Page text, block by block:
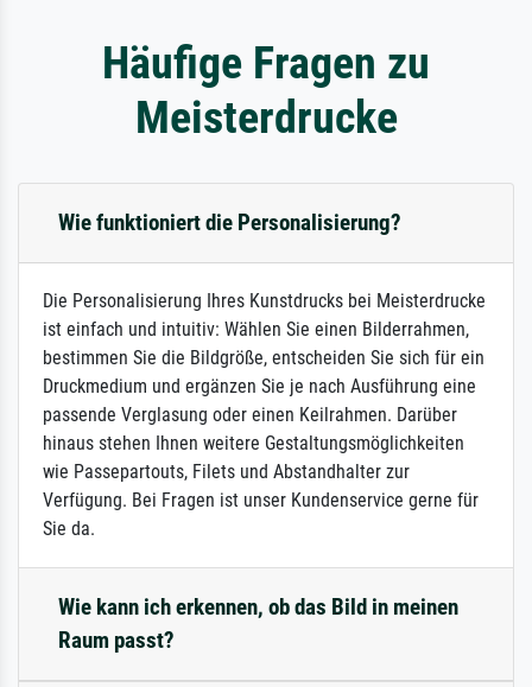
Häufige Fragen zu
Meisterdrucke
Wie funktioniert die Personalisierung?
Die Personalisierung Ihres Kunstdrucks bei Meisterdrucke
ist einfach und intuitiv: Wählen Sie einen Bilderrahmen,
bestimmen Sie die Bildgröße, entscheiden Sie sich für ein
Druckmedium und ergänzen Sie je nach Ausführung eine
passende Verglasung oder einen Keilrahmen. Darüber
hinaus stehen Ihnen weitere Gestaltungsmöglichkeiten
wie Passepartouts, Filets und Abstandhalter zur
Verfügung. Bei Fragen ist unser Kundenservice gerne für
Sie da.
Wie kann ich erkennen, ob das Bild in meinen
Raum passt?